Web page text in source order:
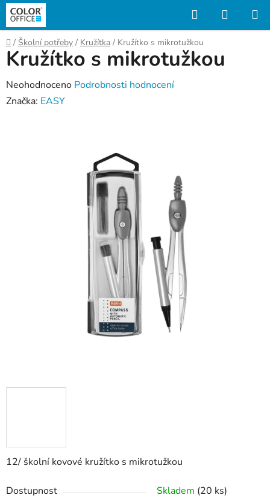
Přejít
obsah
Hledat
KOŠÍK
Domů
/ Školní potřeby / Kružítka / Kružítko s mikrotužkou
12/ školní kovové kružítko s mikrotužkou
Dostupnost Skladem (20 ks)
Kružítko s mikrotužkou
Průměrné
hodnocení
Neohodnoceno Podrobnosti hodnocení
Značka: EASY